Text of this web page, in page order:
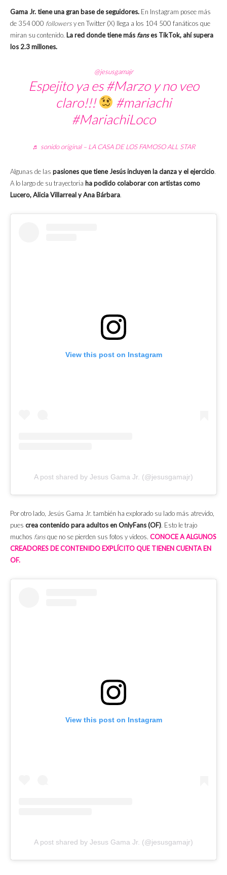
Gama Jr. tiene una gran base de seguidores. En Instagram posee más
de 354 000 followersy en Twitter (X) llega a los 104 500 fanáticos que
miran su contenido. La red donde tiene más fanses TikTok, ahí supera
los 2.3 millones.
@jesusgamajr
Espejito ya es#Marzoy no veo
claro!!!
#mariachi
#MariachiLoco
♬ sonido original – LA CASA DE LOS FAMOSO ALL STAR
Algunas de las pasiones que tiene Jesús incluyen la danza y el ejercicio.
A lo largo de su trayectoria ha podido colaborar con artistas como
Lucero, Alicia Villarreal y Ana Bárbara.
View this post on Instagram
A post shared by Jesus Gama Jr. (@jesusgamajr)
Por otro lado, Jesús Gama Jr. también ha explorado su lado más atrevido,
pues crea contenido para adultos en OnlyFans (OF). Esto le trajo
muchos fansque no se pierden sus fotos y videos. CONOCE A ALGUNOS
CREADORES DE CONTENIDO EXPLÍCITO QUE TIENEN CUENTA EN
OF.
View this post on Instagram
A post shared by Jesus Gama Jr. (@jesusgamajr)